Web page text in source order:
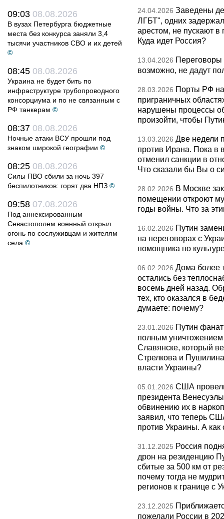
09:03 08.08.2026
В вузах Петербурга бюджетные
места без конкурса заняли 3,4
тысячи участников СВО и их детей
©
08:45 08.08.2026
Украина не будет бить по
инфраструктуре трубопроводного
консорциума и по не связанным с
РФ танкерам ©
08:37 08.08.2026
Ночные атаки ВСУ прошли под
знаком широкой географии ©
08:25 08.08.2026
Силы ПВО сбили за ночь 397
беспилотников: горят два НПЗ ©
09:58 07.08.2026
Под аннексированным
Севастополем военный открыл
огонь по сослуживцам и жителям
села ©
24.04.2026 Заведены
ЛГБТ", одних
арестом, не пускают
Куда идет Россия?
13.04.2026
возможно, не дадут
28.03.2026 Порты РФ
приграничных
нарушены процессы
произойти, чтобы
13.03.2026 Две недели
против Ирана. Пока в
отменил санкции в
Что сказали бы Вы о
28.02.2026 В Москве
помещении откроют
годы войны. Что за
16.02.2026 Путин
на переговорах с
помощника по
06.02.2026 Дома более
остались без
восемь дней назад.
тех, кто оказался в
думаете: почему?
23.01.2026 Путин
полным уничтожением
Славянске, который
Стрелкова и Пушилина
власти Украины?
05.01.2026 США
президента
обвинению их в
заявил, что теперь
против Украины. А как
31.12.2025 Россия
дрон на резиденцию
сбитые за 500 км от
почему тогда не
регионов к границе с
23.12.2025
пожелали России в